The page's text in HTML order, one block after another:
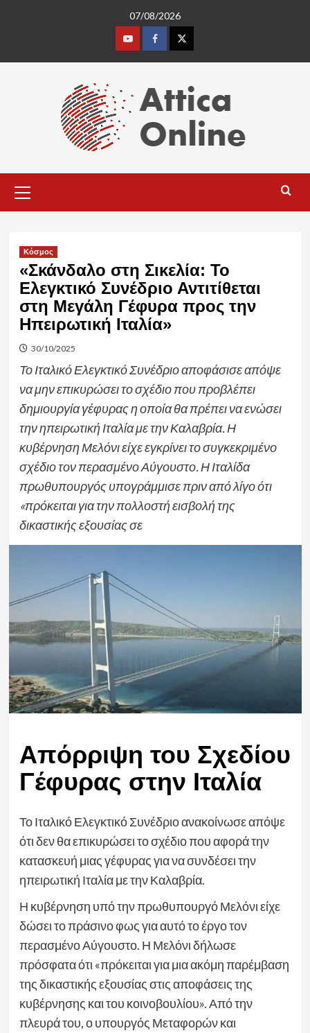
07/08/2026
YoutubeFacebookTwitter
Menu
Κόσμος
«Σκάνδαλο στη Σικελία: Το
Ελεγκτικό Συνέδριο Αντιτίθεται
στη Μεγάλη Γέφυρα προς την
Ηπειρωτική Ιταλία»
30/10/2025
Το Ιταλικό Ελεγκτικό Συνέδριο αποφάσισε απόψε
να μην επικυρώσει το σχέδιο που προβλέπει
δημιουργία γέφυρας η οποία θα πρέπει να ενώσει
την ηπειρωτική Ιταλία με την Καλαβρία. Η
κυβέρνηση Μελόνι είχε εγκρίνει το συγκεκριμένο
σχέδιο τον περασμένο Αύγουστο. Η Ιταλίδα
πρωθυπουργός υπογράμμισε πριν από λίγο ότι
«πρόκειται για την πολλοστή εισβολή της
δικαστικής εξουσίας σε
Απόρριψη του Σχεδίου
Γέφυρας στην Ιταλία
Το Ιταλικό Ελεγκτικό Συνέδριο ανακοίνωσε απόψε
ότι δεν θα επικυρώσει το σχέδιο που αφορά την
κατασκευή μιας γέφυρας για να συνδέσει την
ηπειρωτική Ιταλία με την Καλαβρία.
Η κυβέρνηση υπό την πρωθυπουργό Μελόνι είχε
δώσει το πράσινο φως για αυτό το έργο τον
περασμένο Αύγουστο. Η Μελόνι δήλωσε
πρόσφατα ότι «πρόκειται για μια ακόμη παρέμβαση
της δικαστικής εξουσίας στις αποφάσεις της
κυβέρνησης και του κοινοβουλίου». Από την
πλευρά του, ο υπουργός Μεταφορών και